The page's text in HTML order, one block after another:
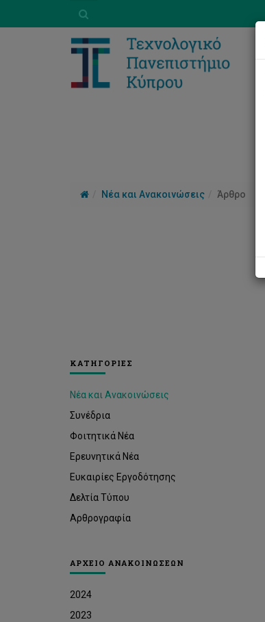
Νέα και Ανακοινώσεις Άρθρο
ΚΑΤΗΓΟΡΙΕΣ
Νέα και Ανακοινώσεις
Συνέδρια
Φοιτητικά Νέα
Ερευνητικά Νέα
Ευκαιρίες Εργοδότησης
Δελτία Τύπου
Αρθρογραφία
ΑΡΧΕΙΟ ΑΝΑΚΟΙΝΩΣΕΩΝ
2024
2023